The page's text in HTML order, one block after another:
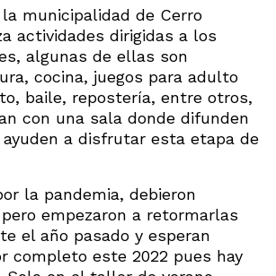
la municipalidad de Cerro
actividades dirigidas a los
algunas de ellas son
cocina, juegos para adulto
baile, repostería, entre otros,
con una sala donde difunden
a disfrutar esta etapa de
la pandemia, debieron
empezaron a retormarlas
el año pasado y esperan
completo este 2022 pues hay